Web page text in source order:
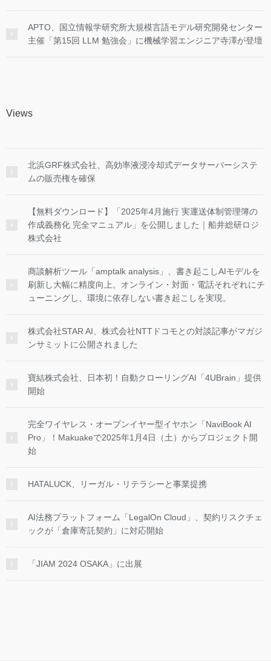
APTO、国立情報学研究所大規模言語モデル研究開発センター
主催「第15回 LLM 勉強会」に機械学習エンジニア寺澤が登壇
Views
北浜GRF株式会社、高効率液浸冷却式データサーバーシステ
ムの販売権を確保
【無料ダウンロード】「2025年4月施行 実運送体制管理簿の
作成義務化 完全マニュアル」を公開しました｜船井総研ロジ
株式会社
商談解析ツール「amptalk analysis」、書き起こしAIモデルを
刷新し大幅に精度向上。オンライン・対面・電話それぞれにチ
ューニングし、環境に依存しない書き起こしを実現。
株式会社STAR AI、株式会社NTTドコモとの対談記事がマガジ
ンサミットに公開されました
寶結株式会社、日本初！自動クローリングAI「4UBrain」提供
開始
完全ワイヤレス・オープンイヤー型イヤホン「NaviBook AI
Pro」！Makuakeで2025年1月4日（土）からプロジェクト開
始
HATALUCK、リーガル・リテラシーと事業提携
AI法務プラットフォーム「LegalOn Cloud」、契約リスクチェ
ックが「倉庫寄託契約」に対応開始
「JIAM 2024 OSAKA」に出展